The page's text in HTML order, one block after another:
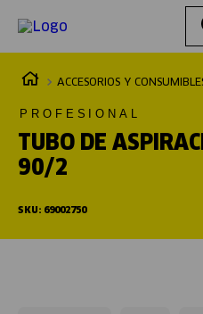
ACCESORIOS Y
PROFESIONAL
TUBO DE
90/2
SKU: 69002750